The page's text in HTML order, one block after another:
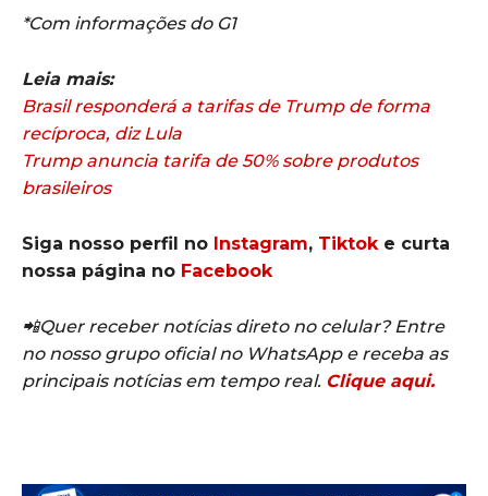
*Com informações do G1
Leia mais:
Brasil responderá a tarifas de Trump de forma
recíproca, diz Lula
Trump anuncia tarifa de 50% sobre produtos
brasileiros
Siga nosso perfil no Instagram, Tiktoke curta
nossa página no Facebook
📲Quer receber notícias direto no celular? Entre
no nosso grupo oficial no WhatsApp e receba as
principais notícias em tempo real. Clique aqui.